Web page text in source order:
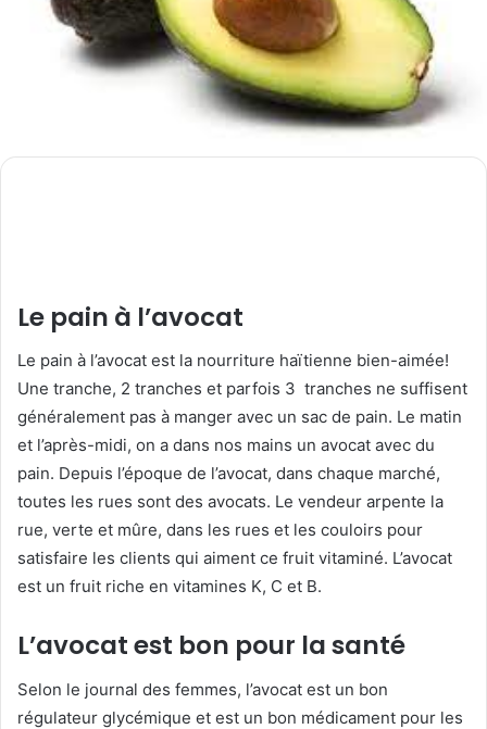
Le pain à l’avocat
Le pain à l’avocat est la nourriture haïtienne bien-aimée!
Une tranche, 2 tranches et parfois 3 tranches ne suffisent
généralement pas à manger avec un sac de pain. Le matin
et l’après-midi, on a dans nos mains un avocat avec du
pain. Depuis l’époque de l’avocat, dans chaque marché,
toutes les rues sont des avocats. Le vendeur arpente la
rue, verte et mûre, dans les rues et les couloirs pour
satisfaire les clients qui aiment ce fruit vitaminé. L’avocat
est un fruit riche en vitamines K, C et B.
L’avocat est bon pour la santé
Selon le journal des femmes, l’avocat est un bon
régulateur glycémique et est un bon médicament pour les